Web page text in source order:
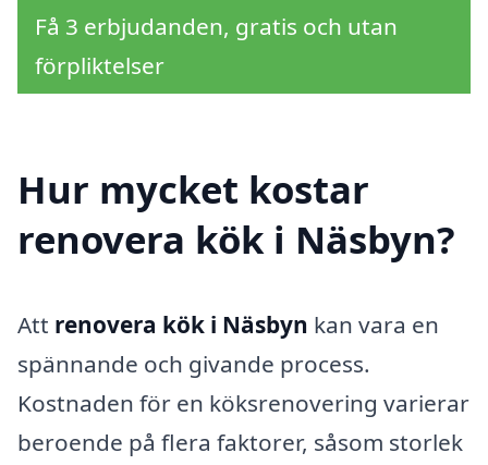
Få 3 erbjudanden, gratis och utan
förpliktelser
Hur mycket kostar
renovera kök i Näsbyn?
Att renovera kök i Näsbyn kan vara en
spännande och givande process.
Kostnaden för en köksrenovering varierar
beroende på flera faktorer, såsom storlek